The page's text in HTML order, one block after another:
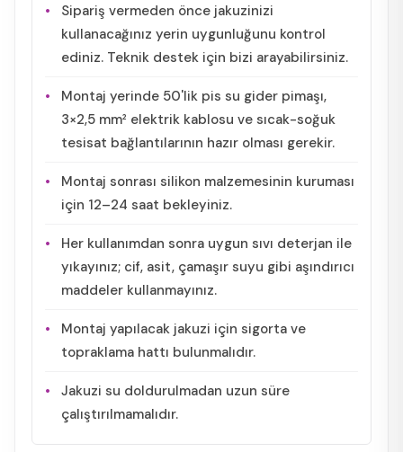
Sipariş vermeden önce jakuzinizi
kullanacağınız yerin uygunluğunu kontrol
ediniz. Teknik destek için bizi arayabilirsiniz.
Montaj yerinde 50'lik pis su gider pimaşı,
3×2,5 mm² elektrik kablosu ve sıcak-soğuk
tesisat bağlantılarının hazır olması gerekir.
Montaj sonrası silikon malzemesinin kuruması
için 12–24 saat bekleyiniz.
Her kullanımdan sonra uygun sıvı deterjan ile
yıkayınız; cif, asit, çamaşır suyu gibi aşındırıcı
maddeler kullanmayınız.
Montaj yapılacak jakuzi için sigorta ve
topraklama hattı bulunmalıdır.
Jakuzi su doldurulmadan uzun süre
çalıştırılmamalıdır.